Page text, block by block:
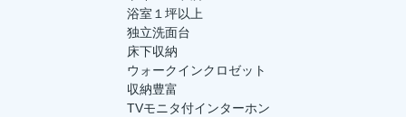
浴室１坪以上
独立洗面台
床下収納
ウォークインクロゼット
収納豊富
TVモニタ付インターホン